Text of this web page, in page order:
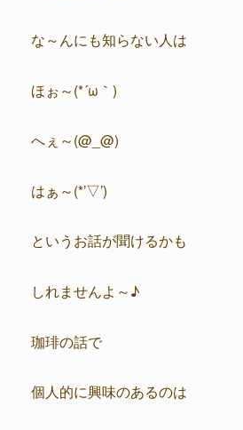
な～んにも知らない人は
ほぉ～(*´ω｀)
へぇ～(@_@)
はぁ～(*’▽’)
というお話が聞けるかも
しれませんよ～♪
珈琲の話で
個人的に興味のあるのは